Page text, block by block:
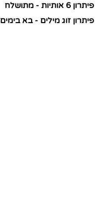
פיתרון 6 אותיות - מתושלח
פיתרון זוג מילים - בא בימים